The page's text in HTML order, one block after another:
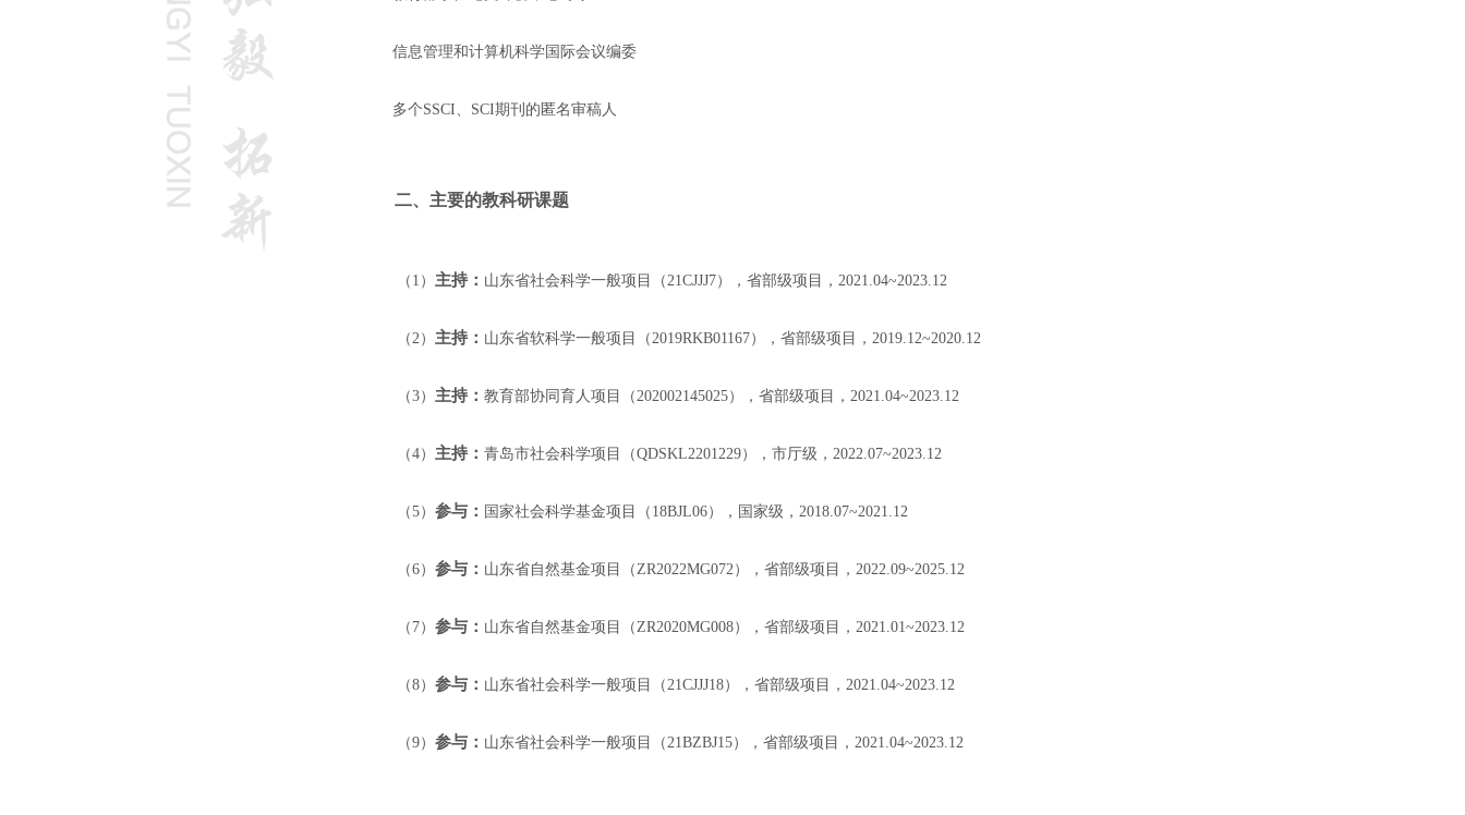
信息管理和计算机科学国际会议编委
多个SSCI、 SCI期刊的匿名审稿人
二、主要的教科研课题
（ 1 ） 主持： 山东省社会科学一般项目（21CJJJ7），省部级项目， 2021.04~2023.12
（2） 主持： 山东省软科学一般项目（2019RKB01167），省部级项目， 2019.12~2020.12
（3） 主持： 教育部协同育人项目（202002145025），省部级项目， 2021.04~2023.12
（4） 主持： 青岛市社会科学项目（QDSKL2201229），市厅级， 2022.07~2023.12
（5） 参与： 国家社会科学基金项目（ 18BJL06） ，国家级， 2018.07~2021.12
（6） 参与： 山东省自然基金项目（ZR2022MG072），省部级项目 ， 2022.09~2025.12
（ 7） 参与： 山东省自然基金项目（ZR2020MG008），省部级项目 ， 2021.01~2023.12
（8） 参与： 山东省社会科学一般项目（21CJJJ18），省部级项目， 2021.04~2023.12
（9） 参与： 山东省社会科学一般项目（21BZBJ15），省部级项目， 2021.04~2023.12